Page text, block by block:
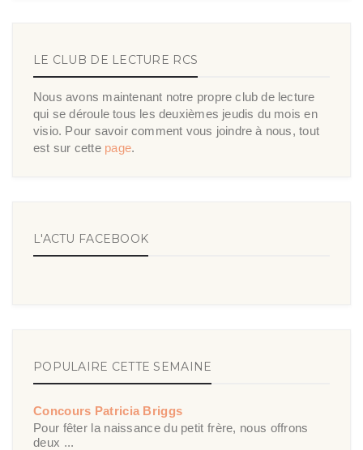
LE CLUB DE LECTURE RCS
Nous avons maintenant notre propre club de lecture
qui se déroule tous les deuxièmes jeudis du mois en
visio. Pour savoir comment vous joindre à nous, tout
est sur cette page.
L'ACTU FACEBOOK
POPULAIRE CETTE SEMAINE
Concours Patricia Briggs
Pour fêter la naissance du petit frère, nous offrons
deux ...